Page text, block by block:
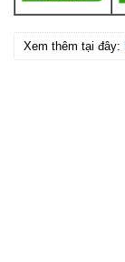
Xem thêm tại đây: